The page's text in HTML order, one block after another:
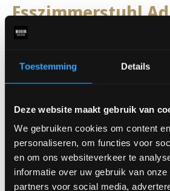
Toestemming Details
Deze website maakt gebruik van
We gebruiken cookies om content
personaliseren, om functies voor
en om ons websiteverkeer te
informatie over uw gebruik van
partners voor social media,
Esszimmerstuhl
Der Esszimmerstuhl Admit hat ein
zeitgenössischen Look.
Breite: 60 cm
Rückenhöhe: 78 cm
Sitzhöhe: 50 cm
Erhältlich in verschiedenen Stoffen.
Der Preis beginnt bei 209,- €